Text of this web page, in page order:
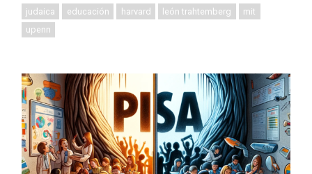
judaica educación harvard león trahtemberg
mit
upenn